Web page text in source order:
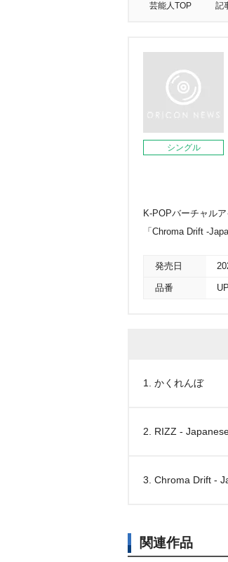
芸能人TOP 記
シングル
K-POPバーチャル
「Chroma Drift -
発売日
品番
1. かくれんぼ
2. RIZZ -
3. Chroma Drift -
関連作品